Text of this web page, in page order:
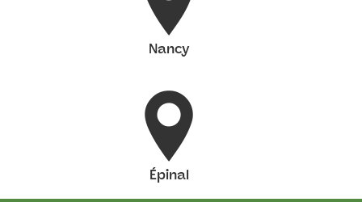
Nancy
Épinal